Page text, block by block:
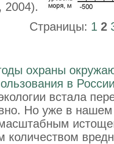
2004).
Страницы: 1 2
охраны
в
встала
Но уже в
количеством